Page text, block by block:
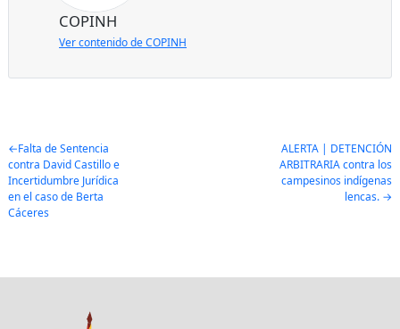
COPINH
Ver contenido de COPINH
Post
navigation
Falta de Sentencia
contra David Castillo e
Incertidumbre Jurídica
en el caso de Berta
Cáceres
ALERTA | DETENCIÓN
ARBITRARIA contra los
campesinos indígenas
lencas.